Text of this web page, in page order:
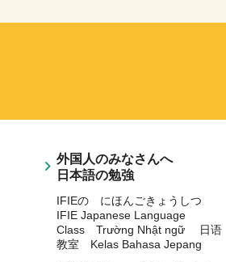
外国人のみなさんへ
日本語の勉強
IFIEの にほんごきょうしつ
IFIE Japanese Language
Class Trường Nhật ngữ 日语
教室 Kelas Bahasa Jepang